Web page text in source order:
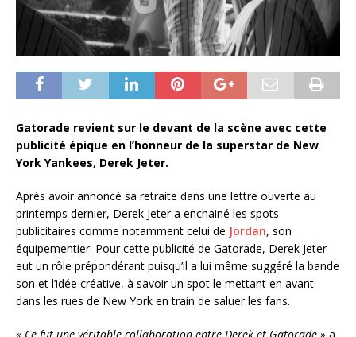
Gatorade revient sur le devant de la scène avec cette
publicité épique en l’honneur de la superstar de New
York Yankees, Derek Jeter.
Après avoir annoncé sa retraite dans une lettre ouverte au
printemps dernier, Derek Jeter a enchainé les spots
publicitaires comme notamment celui de Jordan, son
équipementier. Pour cette publicité de Gatorade, Derek Jeter
eut un rôle prépondérant puisqu’il a lui même suggéré la bande
son et l’idée créative, à savoir un spot le mettant en avant
dans les rues de New York en train de saluer les fans.
« Ce fut une véritable collaboration entre Derek et Gatorade » a